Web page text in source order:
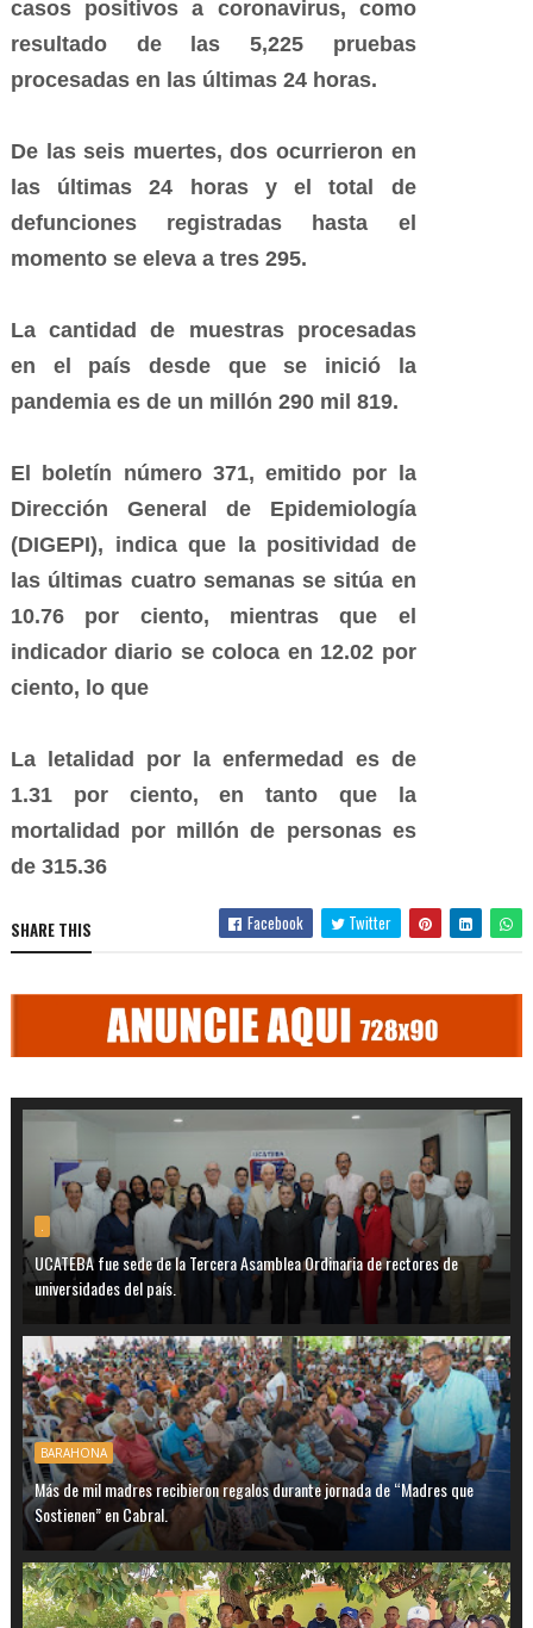
casos positivos a coronavirus, como
resultado de las 5,225 pruebas
procesadas en las últimas 24 horas.
De las seis muertes, dos ocurrieron en
las últimas 24 horas y el total de
defunciones registradas hasta el
momento se eleva a tres 295.
La cantidad de muestras procesadas
en el país desde que se inició la
pandemia es de un millón 290 mil 819.
El boletín número 371, emitido por la
Dirección General de Epidemiología
(DIGEPI), indica que la positividad de
las últimas cuatro semanas se sitúa en
10.76 por ciento, mientras que el
indicador diario se coloca en 12.02 por
ciento, lo que
La letalidad por la enfermedad es de
1.31 por ciento, en tanto que la
mortalidad por millón de personas es
de 315.36
SHARE THIS Facebook Twitter
.
UCATEBA fue sede de la Tercera Asamblea Ordinaria de rectores de
universidades del país.
BARAHONA
Más de mil madres recibieron regalos durante jornada de “Madres que
Sostienen” en Cabral.